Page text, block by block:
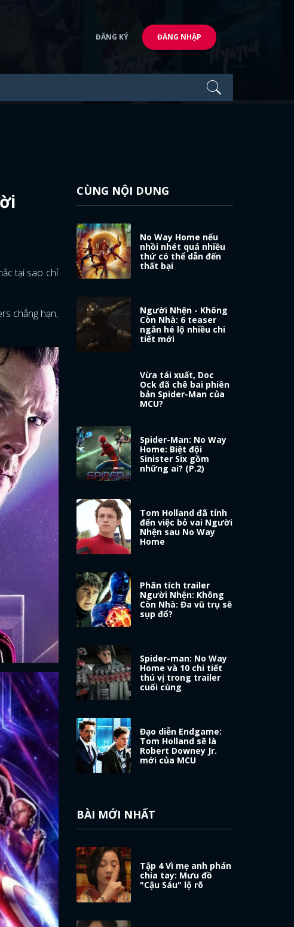
ĐĂNG KÝ ĐĂNG NHẬP
tại sao chỉ
chẳng hạn,
CÙNG NỘI DUNG
No Way Home nếu
nhồi nhét quá nhiều
thứ có thể dẫn đến
thất bại
Người Nhện - Không
Còn Nhà: 6 teaser
ngắn hé lộ nhiều chi
tiết mới
Vừa tái xuất, Doc
Ock đã chê bai phiên
bản Spider-Man của
MCU?
Spider-Man: No Way
Home: Biệt đội
Sinister Six gồm
những ai? (P.2)
Tom Holland đã tính
đến việc bỏ vai Người
Nhện sau No Way
Home
Phân tích trailer
Người Nhện: Không
Còn Nhà: Đa vũ trụ sẽ
sụp đổ?
Spider-man: No Way
Home và 10 chi tiết
thú vị trong trailer
cuối cùng
Đạo diễn Endgame:
Tom Holland sẽ là
Robert Downey Jr.
mới của MCU
BÀI MỚI NHẤT
Tập 4 Vì mẹ anh phán
chia tay: Mưu đồ
"Cậu Sáu" lộ rõ